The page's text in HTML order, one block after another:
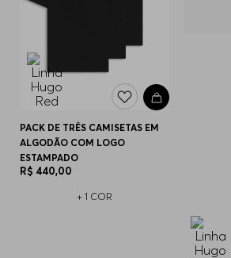
PACK DE TRÊS CAMISETAS EM
ALGODÃO COM LOGO
ESTAMPADO
R$ 440,00
+ 1 COR